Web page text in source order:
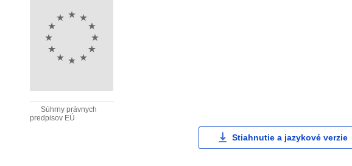
Súhrny právnych
predpisov EÚ
Stiahnutie a jazykové verzie